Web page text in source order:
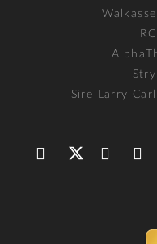
Sire Larry